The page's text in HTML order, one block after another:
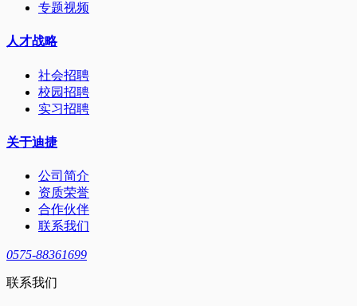
专题视频
人才战略
社会招聘
校园招聘
实习招聘
关于迪捷
公司简介
资质荣誉
合作伙伴
联系我们
0575-88361699
联系我们